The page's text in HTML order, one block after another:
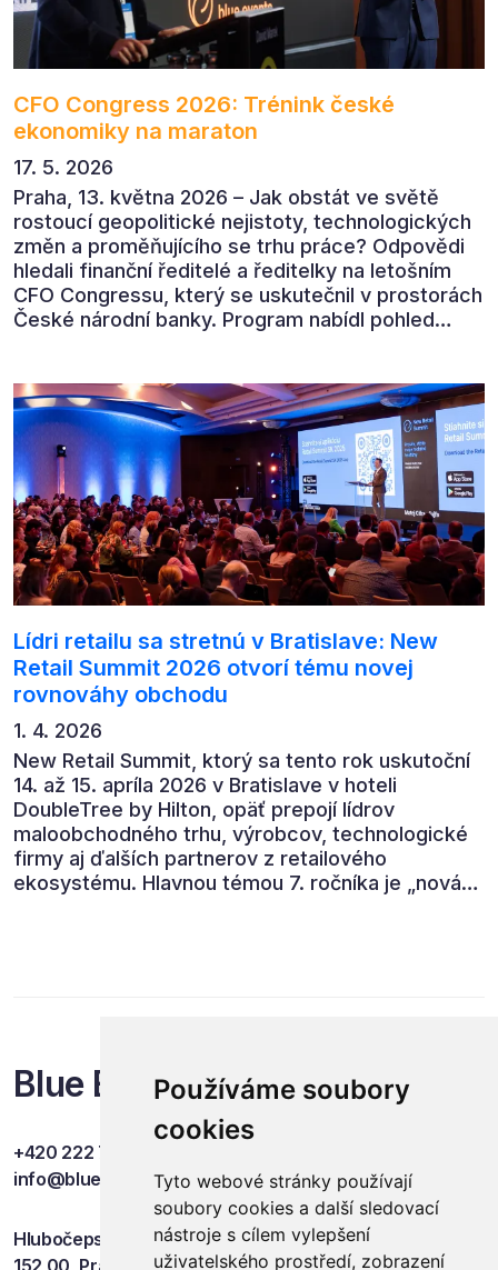
Používáme soubory
cookies
Tyto webové stránky používají
soubory cookies a další sledovací
nástroje s cílem vylepšení
uživatelského prostředí, zobrazení
CFO Congress 2026: Trénink české
ekonomiky na maraton
17. 5. 2026
Praha, 13. května 2026 – Jak obstát ve světě
rostoucí geopolitické nejistoty, technologických
změn a proměňujícího se trhu práce? Odpovědi
hledali finanční ředitelé a ředitelky na letošním
CFO Congressu, který se uskutečnil v prostorách
České národní banky. Program nabídl pohled
automatizaci, leadership i budoucnost role CFO.
Lídri retailu sa stretnú v Bratislave: New
Retail Summit 2026 otvorí tému novej
rovnováhy obchodu
1. 4. 2026
New Retail Summit, ktorý sa tento rok uskutoční
14. až 15. apríla 2026 v Bratislave v hoteli
DoubleTree by Hilton, opäť prepojí lídrov
maloobchodného trhu, výrobcov, technologické
firmy aj ďalších partnerov z retailového
ekosystému. Hlavnou témou 7. ročníka je „nová
Blue Events
+420 222 749 841
info@blueevents.eu
Hlubočepská 701/38c
152 00, Praha 5